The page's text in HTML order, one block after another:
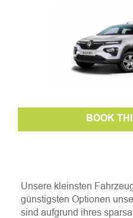
BOOK
Unsere kleinsten
günstigsten Optionen
sind aufgrund ihres